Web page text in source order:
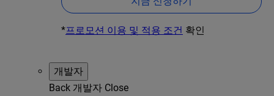
*프로모션 이용 및 적용 조건 확인
개발자
Back 개발자 Close